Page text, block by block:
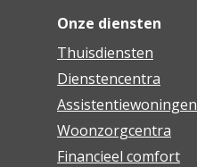
Onze diensten
Thuisdiensten
Dienstencentra
Assistentiewoningen
Woonzorgcentra
Financieel comfort